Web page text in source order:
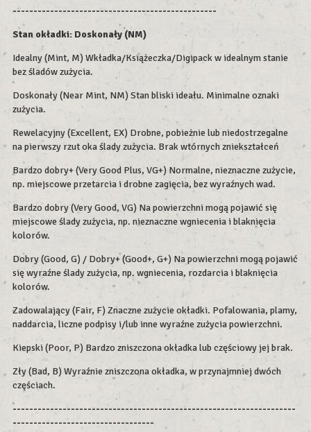
-------------------------------------------------
Stan okładki: Doskonały (NM)
Idealny (Mint, M) Wkładka/Książeczka/Digipack w idealnym stanie
bez śladów zużycia.
Doskonały (Near Mint, NM) Stan bliski ideału. Minimalne oznaki
zużycia.
Rewelacyjny (Excellent, EX) Drobne, pobieżnie lub niedostrzegalne
na pierwszy rzut oka ślady zużycia. Brak wtórnych zniekształceń
Bardzo dobry+ (Very Good Plus, VG+) Normalne, nieznaczne zużycie,
np. miejscowe przetarcia i drobne zagięcia, bez wyraźnych wad.
Bardzo dobry (Very Good, VG) Na powierzchni mogą pojawić się
miejscowe ślady zużycia, np. nieznaczne wgniecenia i blaknięcia
kolorów.
Dobry (Good, G) / Dobry+ (Good+, G+) Na powierzchni mogą pojawić
się wyraźne ślady zużycia, np. wgniecenia, rozdarcia i blaknięcia
kolorów.
Zadowalający (Fair, F) Znaczne zużycie okładki. Pofalowania, plamy,
naddarcia, liczne podpisy i/lub inne wyraźne zużycia powierzchni.
Kiepski (Poor, P) Bardzo zniszczona okładka lub częściowy jej brak.
Zły (Bad, B) Wyraźnie zniszczona okładka, w przynajmniej dwóch
częściach.
--------------------------------------------------------------------
----------------------------------